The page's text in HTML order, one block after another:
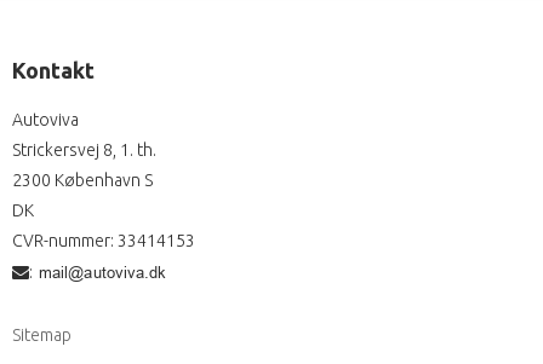
Kontakt
Autoviva
Strickersvej 8, 1. th.
2300 København S
DK
CVR-nummer: 33414153
:
Sitemap